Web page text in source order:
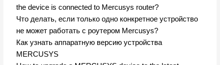
the device is connected to Mercusys router?
Что делать, если только одно конкретное устройство
не может работать с роутером Mercusys?
Как узнать аппаратную версию устройства
MERCUSYS